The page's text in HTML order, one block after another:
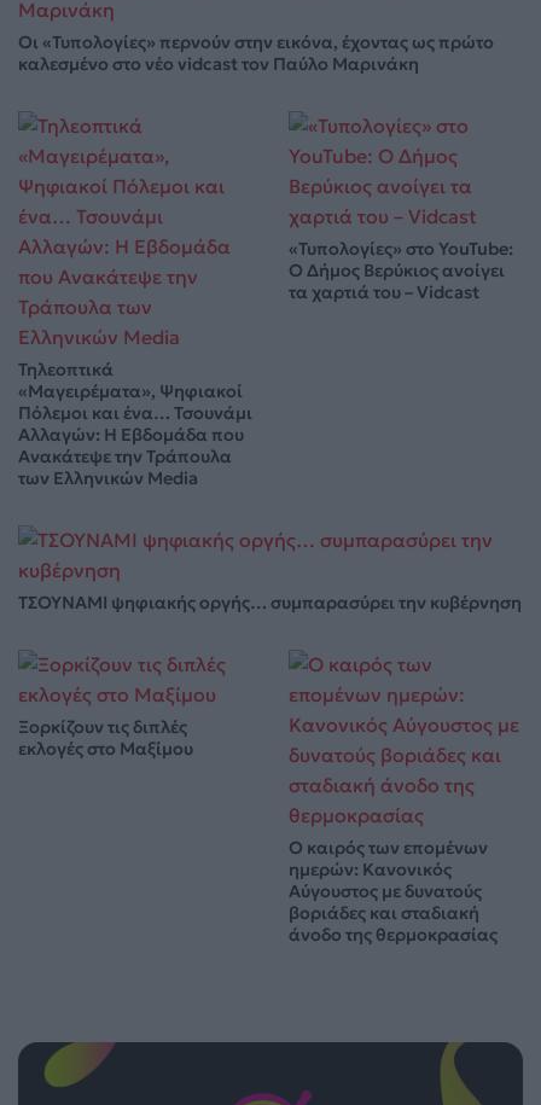
Οι «Τυπολογίες» περνούν στην εικόνα, έχοντας ως πρώτο
καλεσμένο στο νέο vidcast τον Παύλο Μαρινάκη
Τηλεοπτικά
«Μαγειρέματα», Ψηφιακοί
Πόλεμοι και ένα… Τσουνάμι
Αλλαγών: Η Εβδομάδα που
Ανακάτεψε την Τράπουλα
των Ελληνικών Media
«Τυπολογίες» στο YouTube:
Ο Δήμος Βερύκιος ανοίγει
τα χαρτιά του – Vidcast
ΤΣΟΥΝΑΜΙ ψηφιακής οργής… συμπαρασύρει την κυβέρνηση
Ξορκίζουν τις διπλές
εκλογές στο Μαξίμου
Ο καιρός των επομένων
ημερών: Κανονικός
Αύγουστος με δυνατούς
βοριάδες και σταδιακή
άνοδο της θερμοκρασίας